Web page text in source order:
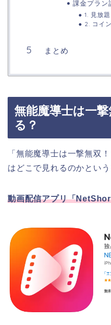
課金プラン
1. 見放
2. コイ
まとめ
無能魔導士は一
る？
「無能魔導士は一撃無双
はどこで見れるのかという
動画配信アプリ「